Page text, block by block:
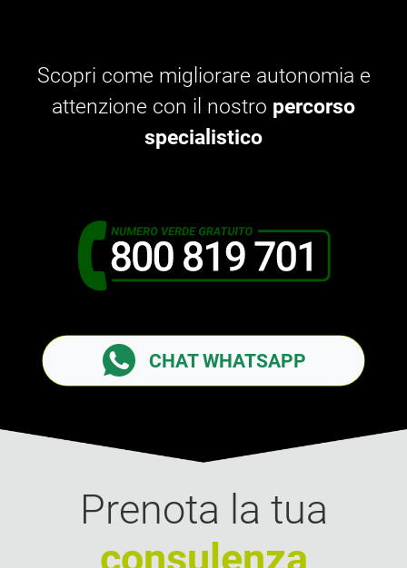
Scopri come migliorare autonomia e
attenzione con il nostro percorso
specialistico
CHAT WHATSAPP
Prenota la tua
consulenza